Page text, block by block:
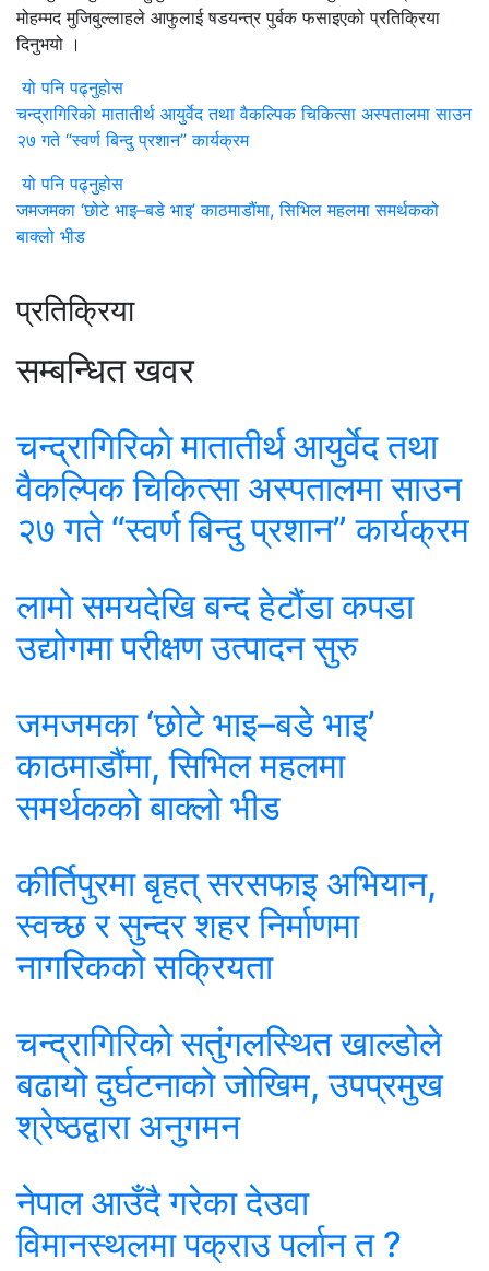
मोहम्मद मुजिबुल्लाहले आफुलाई षडयन्त्र पुर्बक फसाइएको प्रतिक्रिया
दिनुभयो ।
यो पनि पढ्नुहोस
चन्द्रागिरिकाे मातातीर्थ आयुर्वेद तथा वैकल्पिक चिकित्सा अस्पतालमा साउन
२७ गते “स्वर्ण बिन्दु प्रशान” कार्यक्रम
यो पनि पढ्नुहोस
जमजमका ‘छोटे भाइ–बडे भाइ’ काठमाडौंमा, सिभिल महलमा समर्थकको
बाक्लो भीड
प्रतिक्रिया
सम्बन्धित खवर
चन्द्रागिरिकाे मातातीर्थ आयुर्वेद तथा
वैकल्पिक चिकित्सा अस्पतालमा साउन
२७ गते “स्वर्ण बिन्दु प्रशान” कार्यक्रम
लामो समयदेखि बन्द हेटौंडा कपडा
उद्योगमा परीक्षण उत्पादन सुरु
जमजमका ‘छोटे भाइ–बडे भाइ’
काठमाडौंमा, सिभिल महलमा
समर्थकको बाक्लो भीड
कीर्तिपुरमा बृहत् सरसफाइ अभियान,
स्वच्छ र सुन्दर शहर निर्माणमा
नागरिकको सक्रियता
चन्द्रागिरिको सतुंगलस्थित खाल्डोले
बढायो दुर्घटनाको जोखिम, उपप्रमुख
श्रेष्ठद्वारा अनुगमन
नेपाल आउँदै गरेका देउवा
विमानस्थलमा पक्राउ पर्लान त ?